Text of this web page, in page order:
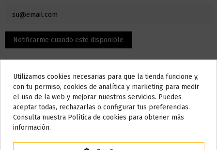
Descripción
Do not show again.
AVISO IMPORTANTE
Nos tomamos unos días
Todos los pedidos realizados desde el
Utilizamos cookies necesarias para que la tienda funcione y,
con tu permiso, cookies de analítica y marketing para medir
el uso de la web y mejorar nuestros servicios. Puedes
aceptar todas, rechazarlas o configurar tus preferencias.
Consulta nuestra Política de cookies para obtener más
información.